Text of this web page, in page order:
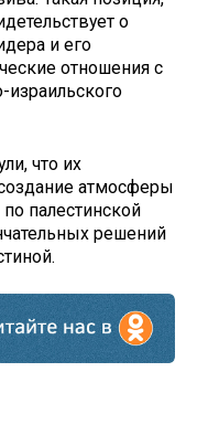
о
и его
отношения с
что их
атмосферы
палестинской
решений